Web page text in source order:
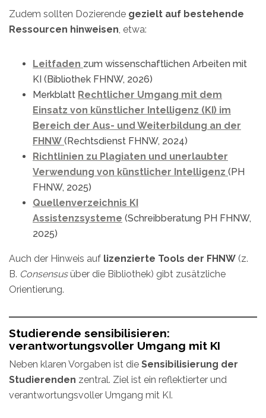
Zudem sollten Dozierende gezielt auf bestehende
Ressourcen hinweisen , etwa:
Leitfaden zum wissenschaftlichen Arbeiten mit
KI (Bibliothek FHNW, 2026)
Merkblatt Rechtlicher Umgang mit dem
Einsatz von künstlicher Intelligenz (KI) im
Bereich der Aus- und Weiterbildung an der
FHNW (Rechtsdienst FHNW, 2024)
Richtlinien zu Plagiaten und unerlaubter
Verwendung von künstlicher Intelligenz (PH
FHNW, 2025)
Quellenverzeichnis KI
Assistenzsysteme (Schreibberatung PH FHNW,
2025)
Auch der Hinweis auf lizenzierte Tools der FHNW (z.
B. Consensusüber die Bibliothek) gibt zusätzliche
Orientierung.
Studierende sensibilisieren:
verantwortungsvoller Umgang mit KI
Neben klaren Vorgaben ist die Sensibilisierung der
Studierenden zentral. Ziel ist ein reflektierter und
verantwortungsvoller Umgang mit KI.